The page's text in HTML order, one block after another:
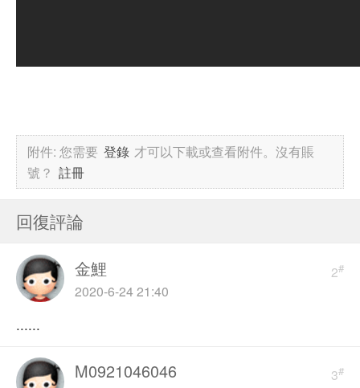
附件:您需要 登錄 才可以下載或查看附件。沒有賬
號？ 註冊
回復評論
2#
金鯉
2020-6-24 21:40
......
3#
M0921046046